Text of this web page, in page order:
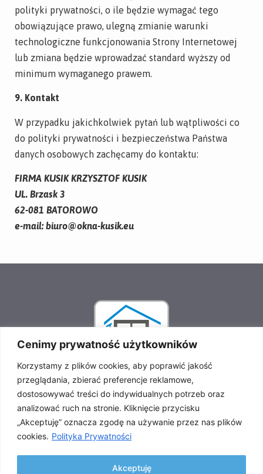
Cenimy prywatność użytkowników
Korzystamy z plików cookies, aby poprawić jakość
przeglądania, zbierać preferencje reklamowe,
dostosowywać treści do indywidualnych potrzeb oraz
analizować ruch na stronie. Kliknięcie przycisku
„Akceptuję” oznacza zgodę na używanie przez nas plików
cookies. Polityka Prywatności
Akceptuję
polityki prywatności, o ile będzie wymagać tego
obowiązujące prawo, ulegną zmianie warunki
technologiczne funkcjonowania Strony Internetowej
lub zmiana będzie wprowadzać standard wyższy od
minimum wymaganego prawem.
9. Kontakt
W przypadku jakichkolwiek pytań lub wątpliwości co
do polityki prywatności i bezpieczeństwa Państwa
danych osobowych zachęcamy do kontaktu:
FIRMA KUSIK KRZYSZTOF KUSIK
UL. Brzask 3
62-081 BATOROWO
e-mail: biuro@okna-kusik.eu
KONTAKT
+48 662 007 937 (biuro)
biuro@okna-kusik.eu
PRODUCENT STOLARKI ALUMINIOWEJ I PCV FIRMA KUSIK
KRZYSZTOF KUSIK